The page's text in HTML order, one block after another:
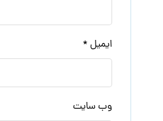
ایمیل *
وب‌ سایت